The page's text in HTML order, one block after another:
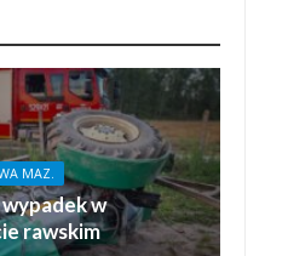
MAZ.
w
rawskim